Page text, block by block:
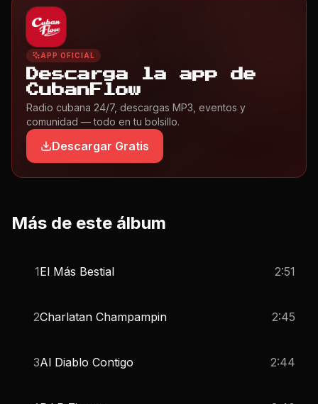
APP OFICIAL
Descarga la app de
CubanFlow
Radio cubana 24/7, descargas MP3, eventos y
comunidad — todo en tu bolsillo.
Descargar Gratis
Más de este álbum
1El Más Bestial 2:51
2Charlatan Champampin 2:45
3Al Diablo Contigo 2:44